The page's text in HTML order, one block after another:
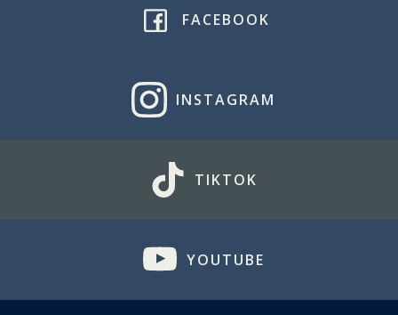
FACEBOOK
INSTAGRAM
TIKTOK
YOUTUBE